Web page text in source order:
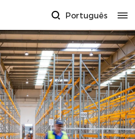
Português